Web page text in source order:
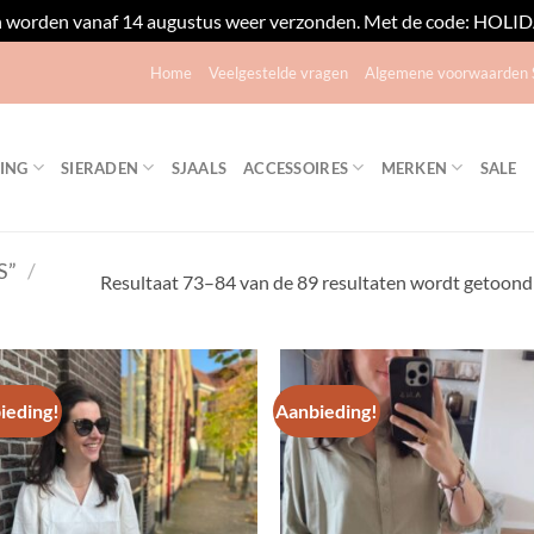
vanaf 14 augustus weer verzonden. Met de code:
Home Veelgestelde vragen Algemene voorwaarden
SIERADEN SJAALS ACCESSOIRES MERKEN SALE
/
Resultaat 73–84 van de 89 resultaten wordt getoond
Toevoegen
aan
verlanglijst
Aanbieding!